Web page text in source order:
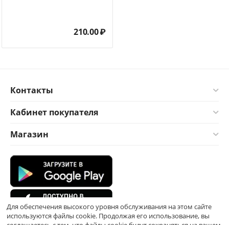
210.00₽
Контакты
Кабинет покупателя
Магазин
Для обеспечения высокого уровня обслуживания на этом сайте
используются файлы cookie. Продолжая его использование, вы